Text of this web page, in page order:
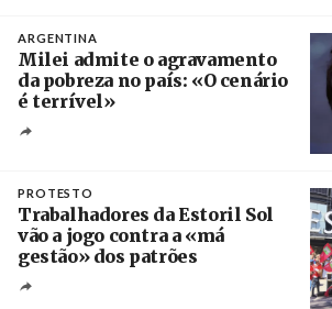
ARGENTINA
Milei admite o agravamento
da pobreza no país: «O cenário
é terrível»
PROTESTO
Trabalhadores da Estoril Sol
vão a jogo contra a «má
gestão» dos patrões